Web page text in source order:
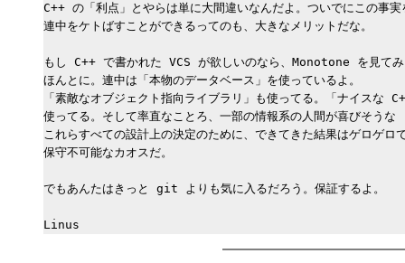
C++ の「利点」とやらは単に大間違いなんだよ。ついでにこの事実
連中をケトばすことができるってのも、大きなメリットだな。
もし C++ で書かれた VCS が欲しいのなら、Monotone を見てみ
ほんとに。連中は「本物のデータベース」を使っているよ。
「素敵なオブジェクト指向ライブラリ」も使ってる。「ナイスな
使ってる。そして率直なことろ、一部の情報系の人間が喜びそうな
これらすべての設計上の決定のために、できてきた結果はゲロゲロ
保守不可能なカオスだ。
でもあんたはきっと git よりも気に入るだろう。保証するよ。